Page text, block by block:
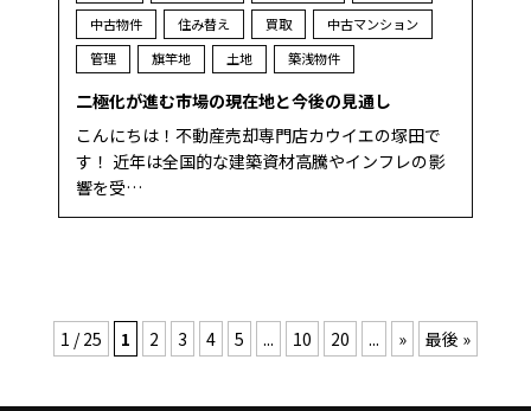
中古物件
住み替え 買取
中古マンション
管理
旗竿地 土地 築浅物件
二極化が進む市場の現在地と今後の見通し
こんにちは！不動産売却専門店カウイエの塚田で
す！ 近年は全国的な建築資材高騰やインフレの影
響を受…
1 / 25 1 2 3 4 5 ... 10 20 ... » 最後 »